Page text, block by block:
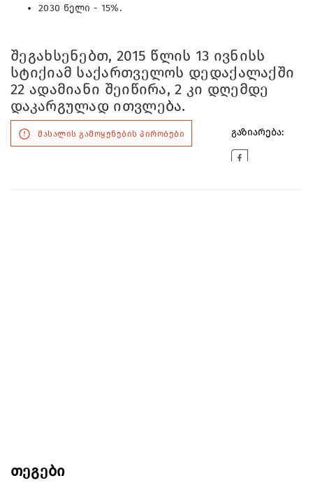
2030 წელი - 15%.
შეგახსენებთ, 2015 წლის 13 ივნისს
სტიქიამ საქართველოს დედაქალაქში
22 ადამიანი შეიწირა, 2 კი დღემდე
დაკარგულად ითვლება.
მასალის გამოყენების პირობები გაზიარება:
თეგები